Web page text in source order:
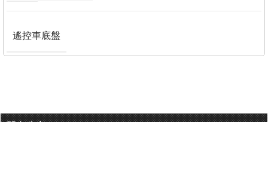
遙控車底盤